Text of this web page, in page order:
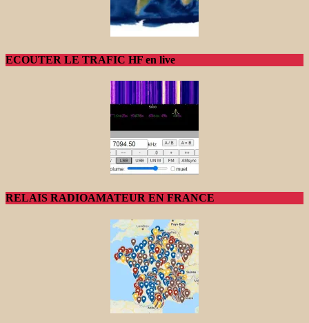
ECOUTER LE TRAFIC HF en live
RELAIS RADIOAMATEUR EN FRANCE